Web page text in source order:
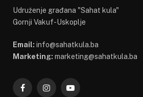
Udruženje građana "Sahat kula"
Gornji Vakuf-Uskoplje
Email: info@sahatkula.ba
Marketing: marketing@sahatkula.ba
FacebookInstagramYouTube